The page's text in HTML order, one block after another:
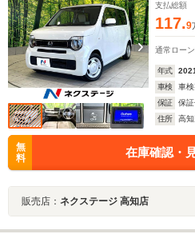
支払総額
117.9
通常ローン
年式 2021
車検
車
保証
保
住所
高
無
料
在庫確認・
販売店： ネクステージ 高知店